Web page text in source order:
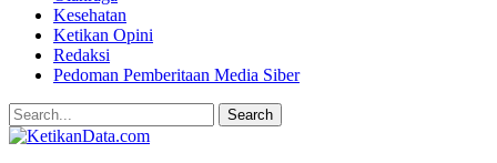
Kesehatan
Ketikan Opini
Redaksi
Pedoman Pemberitaan Media Siber